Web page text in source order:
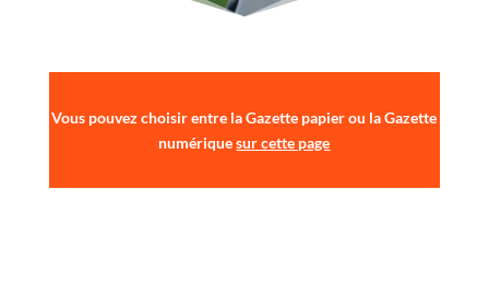
Vous pouvez choisir entre la Gazette papier ou la Gazette
numériquesur cette page